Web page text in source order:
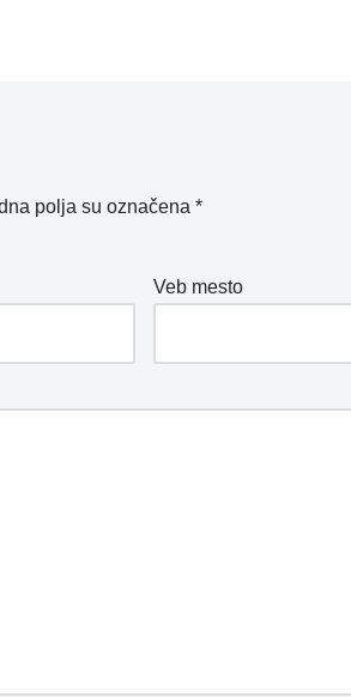
polja su označena *
Veb mesto